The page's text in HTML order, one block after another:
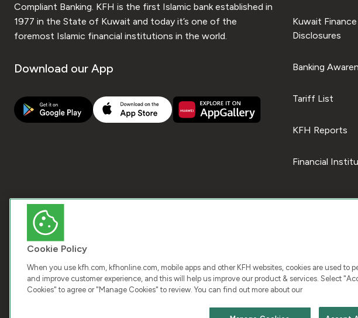
Compliant Banking. KFH is the first Islamic bank established in
1977 in the State of Kuwait and today it’s one of the
foremost Islamic financial institutions in the world.
Download our App
Kuwait
Disclosures
Banking
Tariff List
KFH Reports
Financial
COPYRIGHT © 2026
Cookie Policy
When you use kfh.com, kfhonline.com, mobile apps and other KFH websites, cookies are used to
and improve customer experience, and this will help us improve our product & services. Select
Cookies" to agree or "Manage Cookies" to review. You can find out more about our